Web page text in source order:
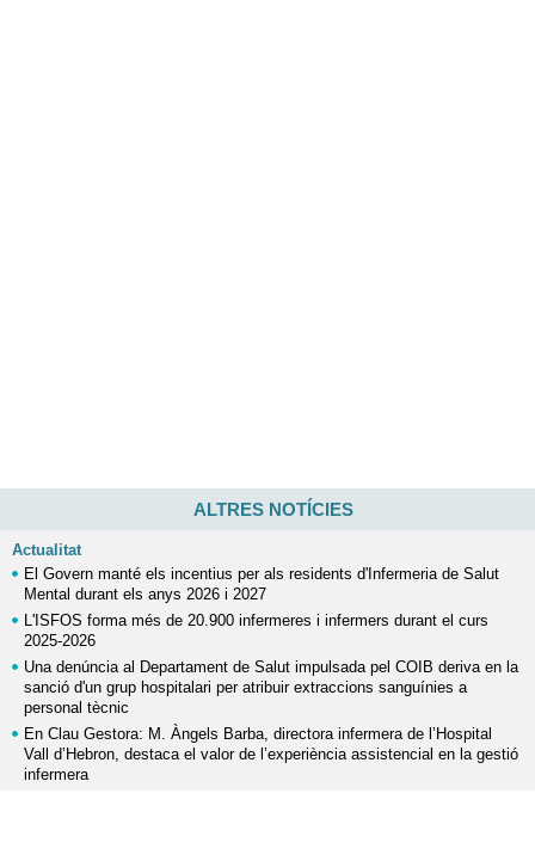
ALTRES NOTÍCIES
Actualitat
El Govern manté els incentius per als residents d'Infermeria de Salut
Mental durant els anys 2026 i 2027
L'ISFOS forma més de 20.900 infermeres i infermers durant el curs
2025-2026
Una denúncia al Departament de Salut impulsada pel COIB deriva en la
sanció d'un grup hospitalari per atribuir extraccions sanguínies a
personal tècnic
En Clau Gestora: M. Àngels Barba, directora infermera de l’Hospital
Vall d’Hebron, destaca el valor de l’experiència assistencial en la gestió
infermera